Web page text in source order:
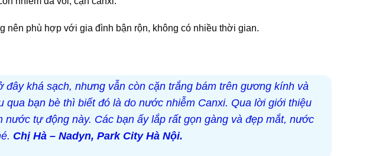
nên phù hợp với gia đình bận rộn, không có nhiều thời gian.
khá sạch, nhưng vẫn còn cặn trắng bám trên gương kính và
qua bạn bè thì biết đó là do nước nhiễm Canxi. Qua lời giới thiệu
tự động này. Các bạn ấy lắp rất gọn gàng và đẹp mắt, nước
Chị Hà – Nadyn, Park City Hà Nội.